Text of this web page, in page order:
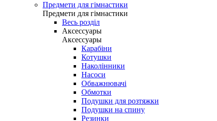
Предмети для гімнастики
Предмети для гімнастики
Весь розділ
Аксессуары
Аксессуары
Карабіни
Котушки
Наколінники
Насоси
Обважнювачі
Обмотки
Подушки для розтяжки
Подушки на спину
Резинки